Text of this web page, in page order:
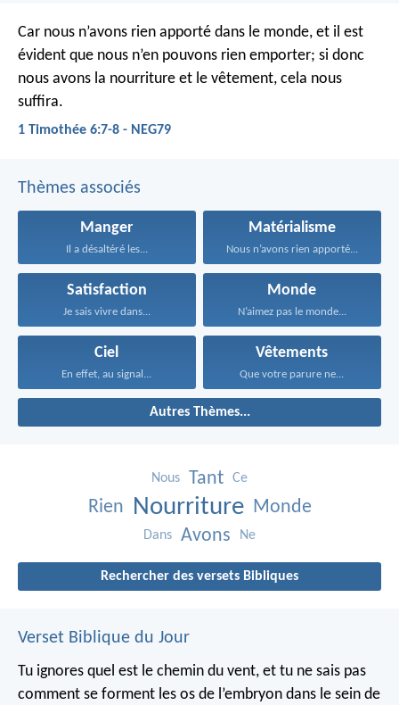
Car nous n’avons rien apporté dans le monde, et il est
évident que nous n’en pouvons rien emporter; si donc
nous avons la nourriture et le vêtement, cela nous
suffira.
1 Timothée 6:7-8 - NEG79
Thèmes associés
Manger
Il a désaltéré les...
Matérialisme
Nous n’avons rien apporté...
Satisfaction
Je sais vivre dans...
Monde
N’aimez pas le monde...
Ciel
En effet, au signal...
Vêtements
Que votre parure ne...
Autres Thèmes...
Nous Tant Ce
Rien Nourriture Monde
Dans Avons Ne
Rechercher des versets Bibliques
Verset Biblique du Jour
Tu ignores quel est le chemin du vent, et tu ne sais pas
comment se forment les os de l’embryon dans le sein de